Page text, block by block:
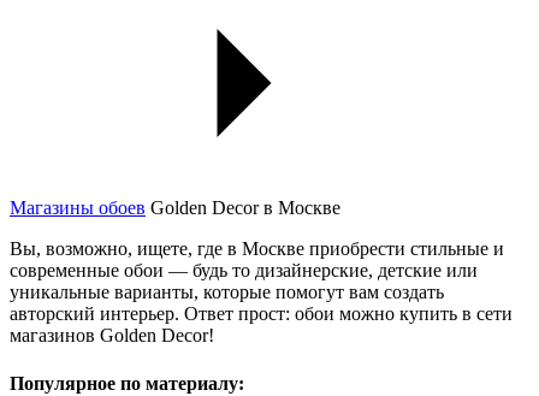
Магазины обоев Golden Decor в Москве
Вы, возможно, ищете, где в Москве приобрести стильные и
современные обои — будь то дизайнерские, детские или
уникальные варианты, которые помогут вам создать
авторский интерьер. Ответ прост: обои можно купить в сети
магазинов Golden Decor!
Популярное по материалу: